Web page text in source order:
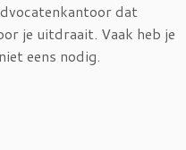
dat
je uitdraait. Vaak heb je
eens nodig.